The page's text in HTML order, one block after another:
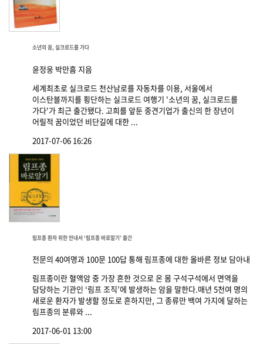
소년의 꿈, 실크로드를 가다
윤정웅 박만흠 지음
세계최초로 실크로드 천산남로를 자동차를 이용, 서울에서
이스탄블까지를 횡단하는 실크로드 여행기 '소년의 꿈, 실크로드를
가다'가 최근 출간됐다. 고희를 앞둔 중견기업가 출신의 한 장년이
어릴적 꿈이었던 비단길에 대한 ...
2017-07-06 16:26
림프종 환자 위한 안내서 ‘림프종 바로알기’ 출간
전문의 40여명과 100문 100답 통해 림프종에 대한 올바른 정보 담아내
림프종이란 혈액암 중 가장 흔한 것으로 온 몸 구석구석에서 면역을
담당하는 기관인 ‘림프 조직’에 발생하는 암을 말한다.매년 5천여 명의
새로운 환자가 발생할 정도로 흔하지만, 그 종류만 백여 가지에 달하는
림프종의 분류와 ...
2017-06-01 13:00